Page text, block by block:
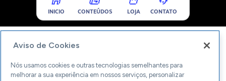
INICIO CONTEÚDOS LOJA CONTATO
Aviso de Cookies
Nós usamos cookies e outras tecnologias semelhantes para
melhorar a sua experiência em nossos serviços, personalizar